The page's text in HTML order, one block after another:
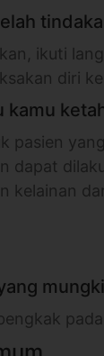
ikuti
diri
kamu
pasien
dapat
kelainan